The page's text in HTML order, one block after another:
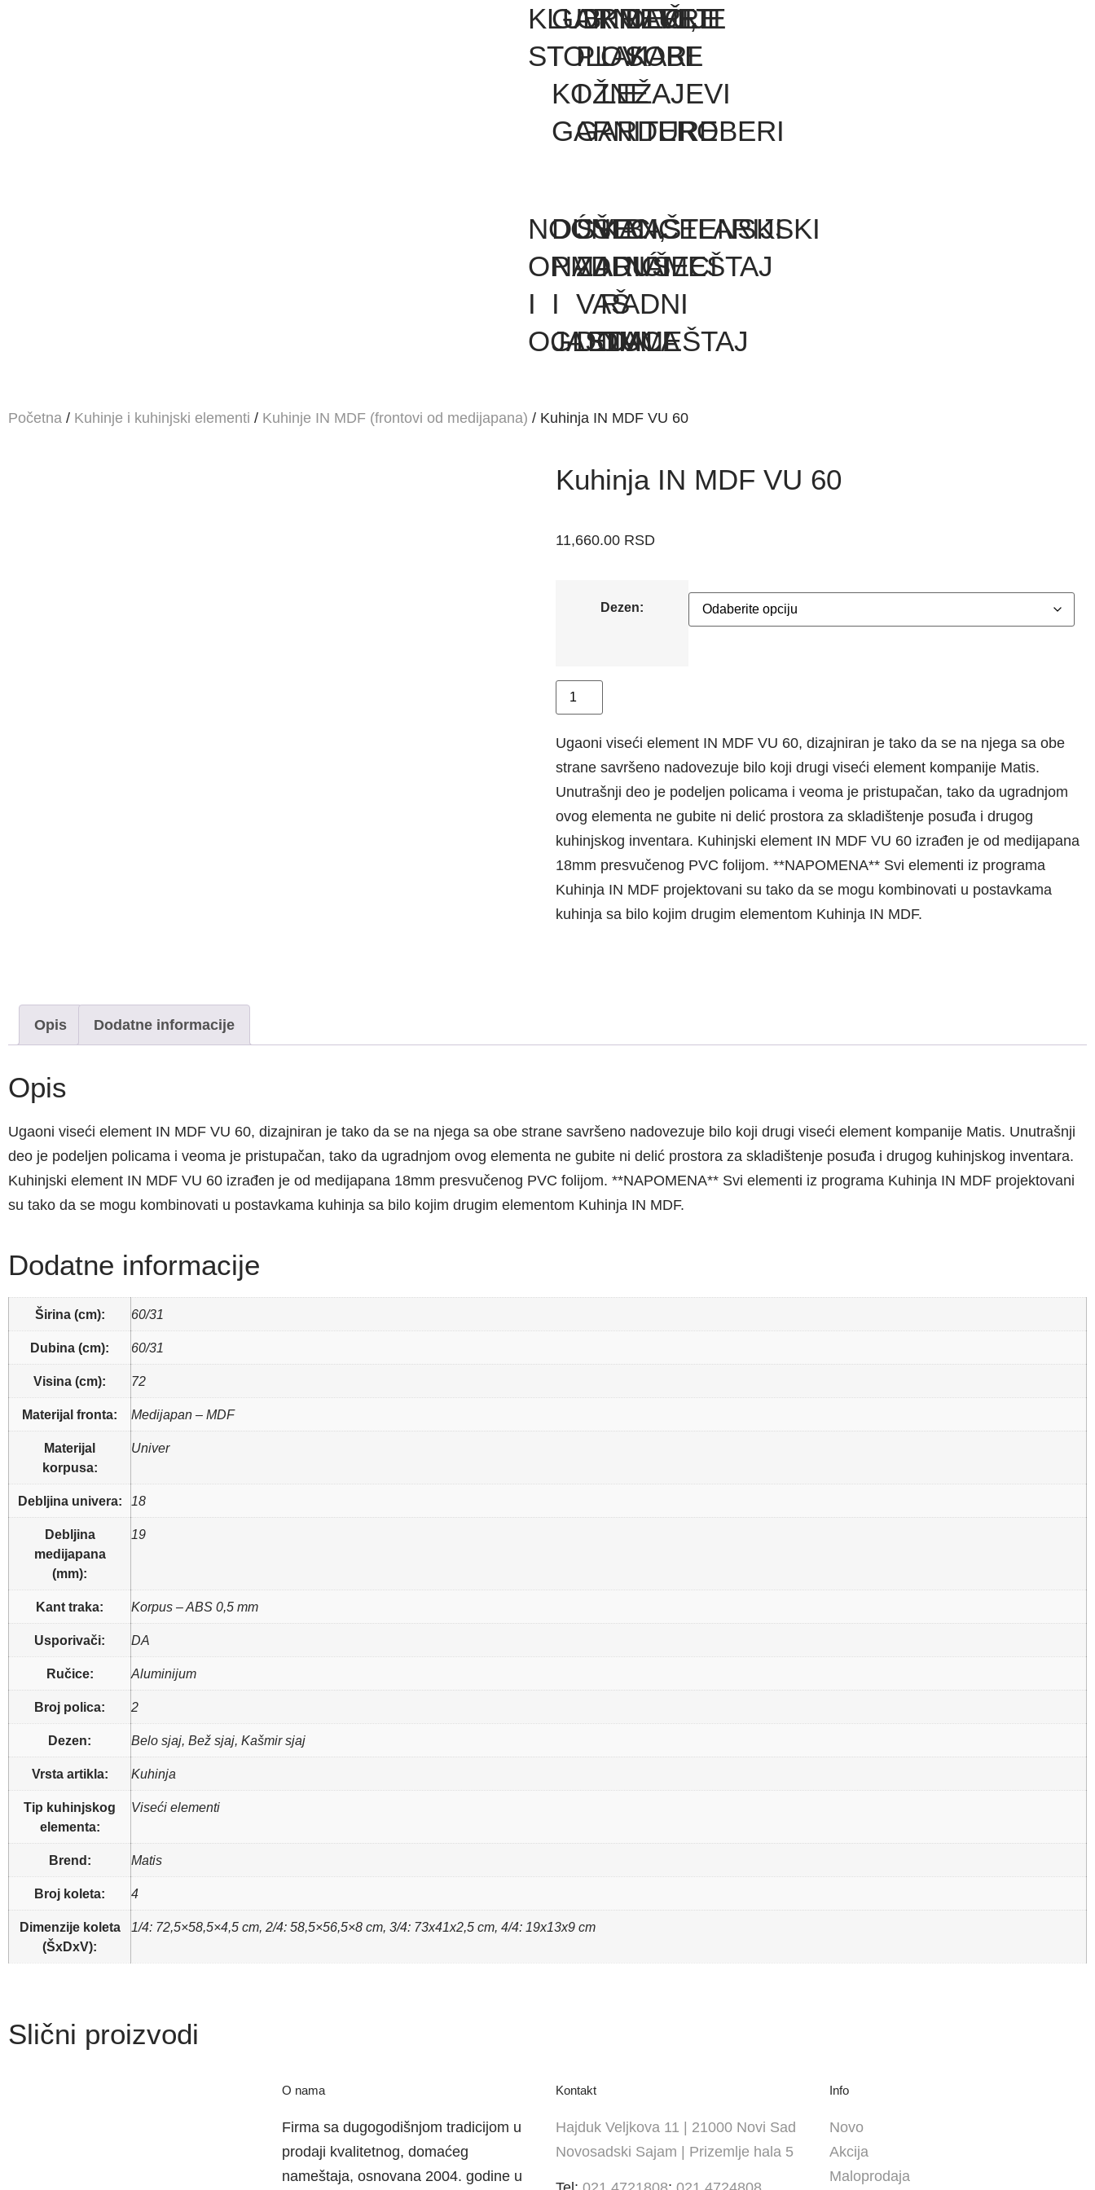
KLUB
STOLOVI
GARNITURE
I
KOŽNE
GARNITURE
ORMARI,
PLAKARI
I
GARDEROBERI
KREVETI
I
LEŽAJEVI
DEČIJE
SOBE
NOĆNI
ORMARIĆI
I
OGLEDALA
DUŠECI,
NADDUŠECI
I
JASTUCI
SVE
ZA
VAŠ
DOM
KANCELARIJSKI
I
RADNI
NAMEŠTAJ
BAŠTENSKI
NAMEŠTAJ
Početna / Kuhinje i kuhinjski elementi / Kuhinje IN MDF (frontovi od medijapana) / Kuhinja IN MDF VU 60
Kuhinja IN MDF VU 60
11,660.00 RSD
Dezen:
Ugaoni viseći element IN MDF VU 60, dizajniran je tako da se na njega sa obe
strane savršeno nadovezuje bilo koji drugi viseći element kompanije Matis.
Unutrašnji deo je podeljen policama i veoma je pristupačan, tako da ugradnjom
ovog elementa ne gubite ni delić prostora za skladištenje posuđa i drugog
kuhinjskog inventara. Kuhinjski element IN MDF VU 60 izrađen je od medijapana
18mm presvučenog PVC folijom. **NAPOMENA** Svi elementi iz programa
Kuhinja IN MDF projektovani su tako da se mogu kombinovati u postavkama
kuhinja sa bilo kojim drugim elementom Kuhinja IN MDF.
Opis Dodatne informacije
Opis
Ugaoni viseći element IN MDF VU 60, dizajniran je tako da se na njega sa obe strane savršeno nadovezuje bilo koji drugi viseći element kompanije Matis. Unutrašnji
deo je podeljen policama i veoma je pristupačan, tako da ugradnjom ovog elementa ne gubite ni delić prostora za skladištenje posuđa i drugog kuhinjskog inventara.
Kuhinjski element IN MDF VU 60 izrađen je od medijapana 18mm presvučenog PVC folijom. **NAPOMENA** Svi elementi iz programa Kuhinja IN MDF projektovani
su tako da se mogu kombinovati u postavkama kuhinja sa bilo kojim drugim elementom Kuhinja IN MDF.
Dodatne informacije
Širina (cm): 60/31
Dubina (cm): 60/31
Visina (cm): 72
Materijal fronta: Medijapan – MDF
Materijal
korpusa:
Univer
Debljina univera: 18
Debljina
medijapana
(mm):
19
Kant traka: Korpus – ABS 0,5 mm
Usporivači: DA
Ručice: Aluminijum
Broj polica: 2
Dezen: Belo sjaj, Bež sjaj, Kašmir sjaj
Vrsta artikla: Kuhinja
Tip kuhinjskog
elementa:
Viseći elementi
Brend: Matis
Broj koleta: 4
Dimenzije koleta
(ŠxDxV):
1/4: 72,5×58,5×4,5 cm, 2/4: 58,5×56,5×8 cm, 3/4: 73x41x2,5 cm, 4/4: 19x13x9 cm
Slični proizvodi
O nama
Firma sa dugogodišnjom tradicijom u
prodaji kvalitetnog, domaćeg
nameštaja, osnovana 2004. godine u
Kontakt
Hajduk Veljkova 11 | 21000 Novi Sad
Novosadski Sajam | Prizemlje hala 5
Info
Novo
Akcija
Maloprodaja